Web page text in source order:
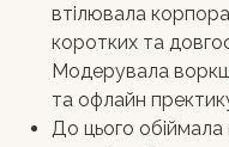
втілювала
коротких та
Модерувала
та офлайн
До цього